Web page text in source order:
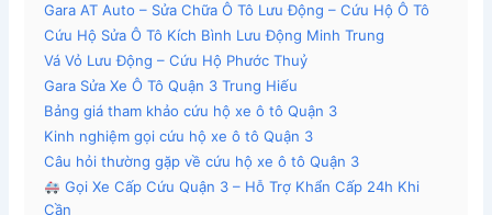
Gara AT Auto – Sửa Chữa Ô Tô Lưu Động – Cứu Hộ Ô Tô
Cứu Hộ Sửa Ô Tô Kích Bình Lưu Động Minh Trung
Vá Vỏ Lưu Động – Cứu Hộ Phước Thuỷ
Gara Sửa Xe Ô Tô Quận 3 Trung Hiếu
Bảng giá tham khảo cứu hộ xe ô tô Quận 3
Kinh nghiệm gọi cứu hộ xe ô tô Quận 3
Câu hỏi thường gặp về cứu hộ xe ô tô Quận 3
Gọi Xe Cấp Cứu Quận 3 – Hỗ Trợ Khẩn Cấp 24h Khi
Cần